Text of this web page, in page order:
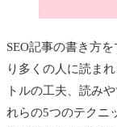
SEO記事の書き方
り多くの人に読ま
トルの工夫、読み
れらの5つのテクニ